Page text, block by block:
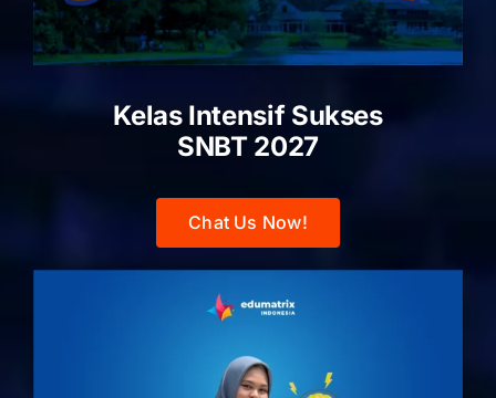
Kelas Intensif Sukses
SNBT 2027
Chat Us Now!